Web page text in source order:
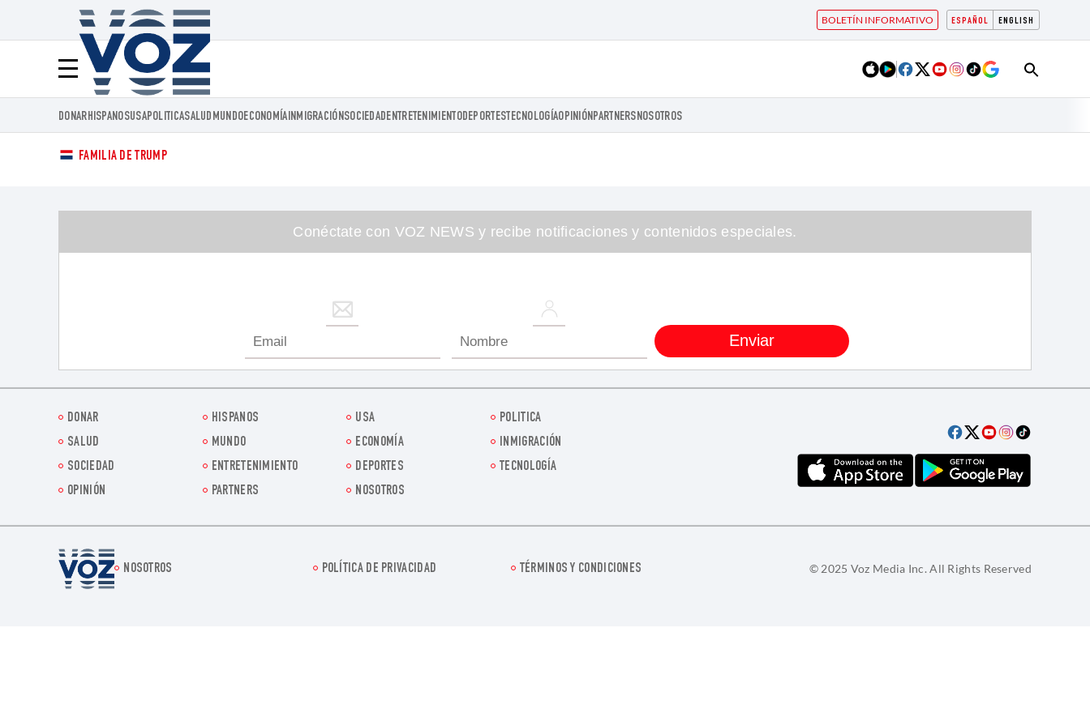
ESPAÑOL ENGLISH
BOLETÍN INFORMATIVO
Menú
Voz.us
DONARHISPANOSUSAPOLITICASALUD MUNDOECONOMÍAINMIGRACIÓNSOCIEDADENTRETENIMIENTODEPORTESTECNOLOGÍAOPINIÓNPARTNERSNOSOTROS
FAMILIA DE TRUMP
Conéctate con VOZ NEWS y recibe notificaciones y contenidos especiales.
DONAR HISPANOS USA
POLITICA
SALUD
MUNDO ECONOMÍA
INMIGRACIÓN
SOCIEDAD
ENTRETENIMIENTO DEPORTES
TECNOLOGÍA
OPINIÓN
PARTNERS NOSOTROS
Voz.us
NOSOTROS POLÍTICA DE PRIVACIDAD TÉRMINOS Y CONDICIONES © 2025 Voz Media Inc. All Rights Reserved